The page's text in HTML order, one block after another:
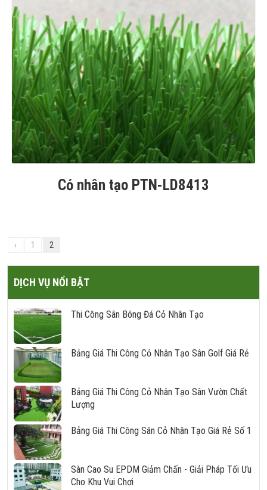
Cỏ nhân tạo PTN-LD8413
‹ 1 2
DỊCH VỤ NỔI BẬT
Thi Công Sân Bóng Đá Cỏ Nhân Tạo
Bảng Giá Thi Công Cỏ Nhân Tạo Sân Golf Giá Rẻ
Bảng Giá Thi Công Cỏ Nhân Tạo Sân Vườn Chất
Lượng
Bảng Giá Thi Công Sân Cỏ Nhân Tạo Giá Rẻ Số 1
Sàn Cao Su EPDM Giảm Chấn - Giải Pháp Tối Ưu
Cho Khu Vui Chơi